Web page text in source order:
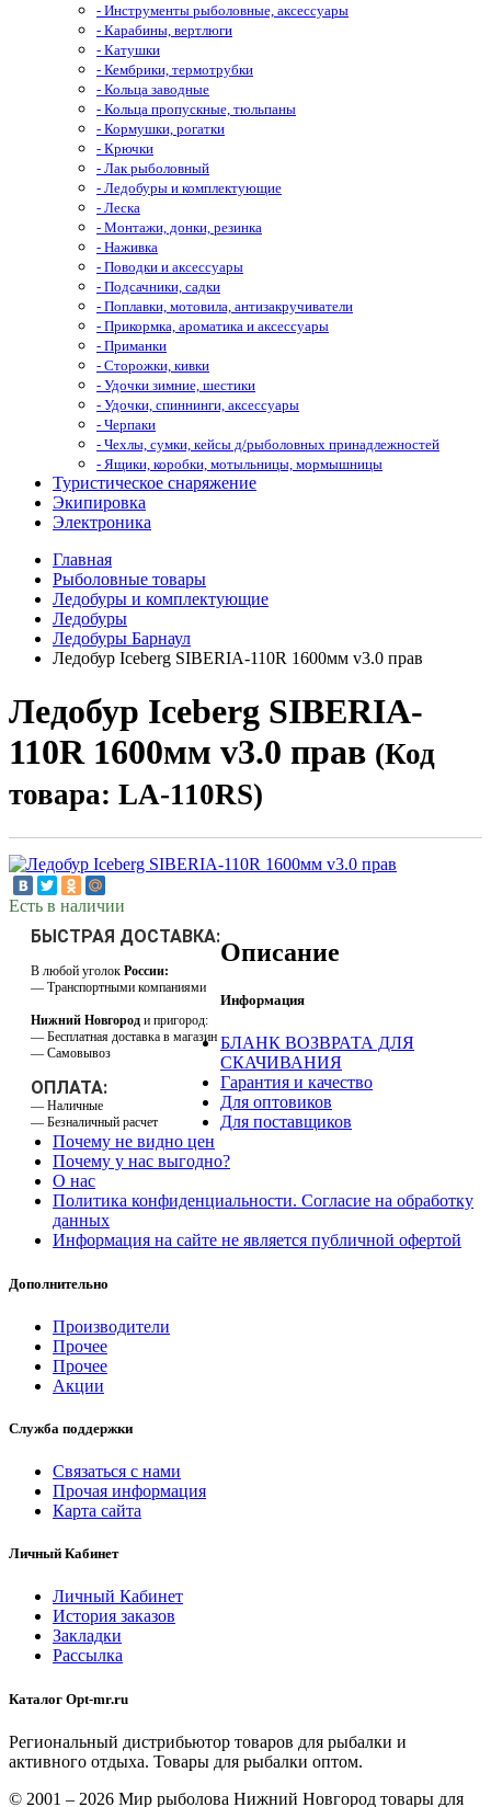
- Инструменты рыболовные, аксессуары
- Карабины, вертлюги
- Катушки
- Кембрики, термотрубки
- Кольца заводные
- Кольца пропускные, тюльпаны
- Кормушки, рогатки
- Крючки
- Лак рыболовный
- Ледобуры и комплектующие
- Леска
- Монтажи, донки, резинка
- Наживка
- Поводки и аксессуары
- Подсачники, садки
- Поплавки, мотовила, антизакручиватели
- Прикормка, ароматика и аксессуары
- Приманки
- Сторожки, кивки
- Удочки зимние, шестики
- Удочки, спиннинги, аксессуары
- Черпаки
- Чехлы, сумки, кейсы д/рыболовных принадлежностей
- Ящики, коробки, мотыльницы, мормышницы
Туристическое снаряжение
Экипировка
Электроника
Главная
Рыболовные товары
Ледобуры и комплектующие
Ледобуры
Ледобуры Барнаул
Ледобур Iceberg SIBERIA-110R 1600мм v3.0 прав
Ледобур Iceberg SIBERIA-
110R 1600мм v3.0 прав (Код
товара: LA-110RS)
Есть в наличии
БЫСТРАЯ ДОСТАВКА:
В любой уголок России:
— Транспортными компаниями
Нижний Новгород и пригород:
— Бесплатная доставка в магазин
— Самовывоз
ОПЛАТА:
— Наличные
— Безналичный расчет
Описание
Информация
БЛАНК ВОЗВРАТА ДЛЯ
СКАЧИВАНИЯ
Гарантия и качество
Для оптовиков
Для поставщиков
Почему не видно цен
Почему у нас выгодно?
О нас
Политика конфиденциальности. Согласие на обработку
данных
Информация на сайте не является публичной офертой
Дополнительно
Производители
Прочее
Прочее
Акции
Служба поддержки
Связаться с нами
Прочая информация
Карта сайта
Личный Кабинет
Личный Кабинет
История заказов
Закладки
Рассылка
Каталог Opt-mr.ru
Региональный дистрибьютор товаров для рыбалки и
активного отдыха. Товары для рыбалки оптом.
© 2001 – 2026 Мир рыболова Нижний Новгород товары для